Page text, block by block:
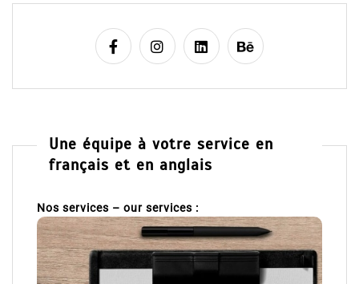
Une équipe à votre service en
français et en anglais
Nos services – our services :